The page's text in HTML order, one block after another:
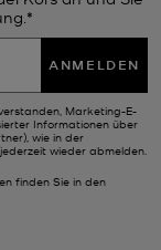
ANMELDEN
Marketing-E-
Informationen über
wie in der
wieder abmelden.
finden Sie in den